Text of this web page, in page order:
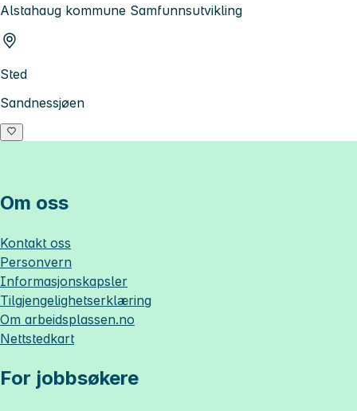
Alstahaug kommune Samfunnsutvikling
Sted
Sandnessjøen
Om oss
Kontakt oss
Personvern
Informasjonskapsler
Tilgjengelighetserklæring
Om arbeidsplassen.no
Nettstedkart
For jobbsøkere